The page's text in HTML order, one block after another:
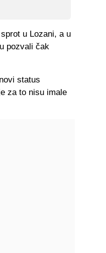
u Lozani, a u
pozvali čak
status
za to nisu imale